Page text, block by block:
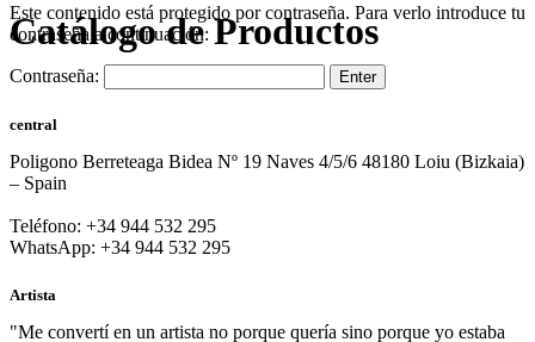
Catálogo de Productos
Este contenido está protegido por contraseña. Para verlo introduce tu
contraseña a continuación:
Contraseña:
central
Poligono Berreteaga Bidea Nº 19 Naves 4/5/6 48180 Loiu (Bizkaia)
– Spain
Teléfono: +34 944 532 295
WhatsApp: +34 944 532 295
Artista
"Me convertí en un artista no porque quería sino porque yo estaba